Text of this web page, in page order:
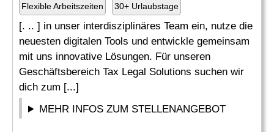
Flexible Arbeitszeiten 30+ Urlaubstage
[. .. ] in unser interdisziplinäres Team ein, nutze die
neuesten digitalen Tools und entwickle gemeinsam
mit uns innovative Lösungen. Für unseren
Geschäftsbereich Tax Legal Solutions suchen wir
dich zum [...]
MEHR INFOS ZUM STELLENANGEBOT